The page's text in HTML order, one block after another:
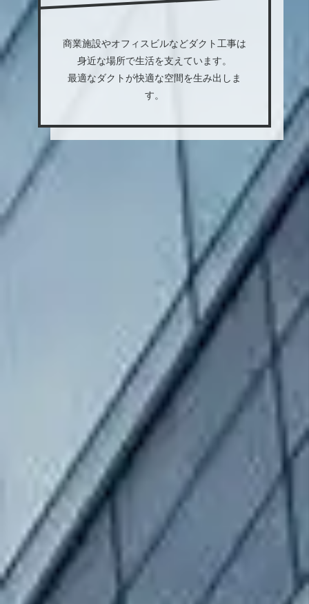
商業施設やオフィスビルなどダクト工事は
身近な場所で生活を支えています。
最適なダクトが快適な空間を生み出しま
す。